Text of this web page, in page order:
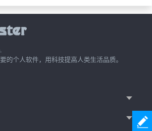
的个人软件，用科技提高人类生活品质。